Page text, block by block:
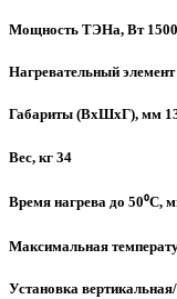
Мощность ТЭНа, Вт 1500
Нагревательный
Габариты (ВхШхГ), мм
Вес, кг 34
Время нагрева до 50⁰C,
Максимальная
Установка